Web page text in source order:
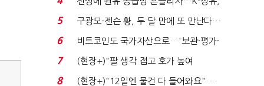
에너지안보 핵심...
5
구광모-젠슨 황, 두 달 만에 또 만난다…
로봇·AI 등 논...
6
비트코인도 국가자산으로…'보관·평가·
처분' 기준은 ...
7
(현장+)"팔 생각 접고 호가 높여
요"…'덜 똘똘한 한 채' 20...
8
(현장+)"12일엔 물건 다 들어와요"…